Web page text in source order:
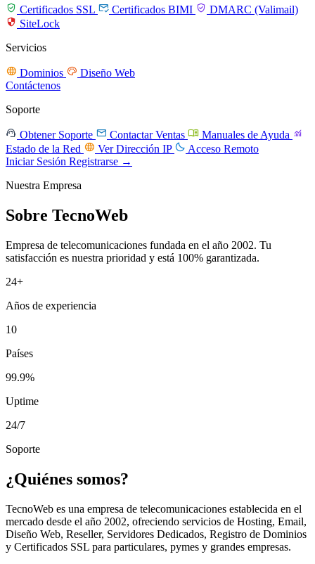
 Certificados SSL  Certificados BIMI  DMARC (Valimail)
 SiteLock
Servicios
 Dominios  Diseño Web
Contáctenos
Soporte
 Obtener Soporte  Contactar Ventas  Manuales de Ayuda 
Estado de la Red  Ver Dirección IP  Acceso Remoto
Iniciar Sesión Registrarse →
Nuestra Empresa
Sobre TecnoWeb
Empresa de telecomunicaciones fundada en el año 2002. Tu
satisfacción es nuestra prioridad y está 100% garantizada.
24+
Años de experiencia
10
Países
99.9%
Uptime
24/7
Soporte
¿Quiénes somos?
TecnoWeb es una empresa de telecomunicaciones establecida en el
mercado desde el año 2002, ofreciendo servicios de Hosting, Email,
Diseño Web, Reseller, Servidores Dedicados, Registro de Dominios
y Certificados SSL para particulares, pymes y grandes empresas.